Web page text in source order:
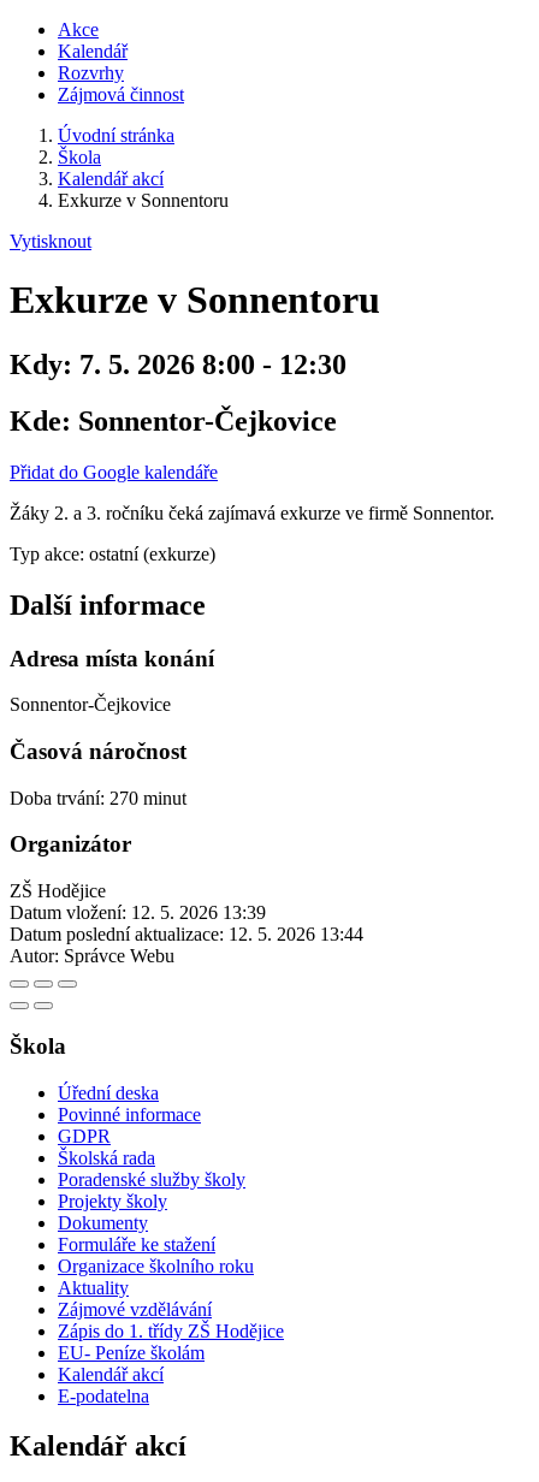
Akce
Kalendář
Rozvrhy
Zájmová činnost
Úvodní stránka
Škola
Kalendář akcí
Exkurze v Sonnentoru
Vytisknout
Exkurze v Sonnentoru
Kdy: 7. 5. 2026 8:00 - 12:30
Kde: Sonnentor-Čejkovice
Přidat do Google kalendáře
Žáky 2. a 3. ročníku čeká zajímavá exkurze ve firmě Sonnentor.
Typ akce: ostatní (exkurze)
Další informace
Adresa místa konání
Sonnentor-Čejkovice
Časová náročnost
Doba trvání: 270 minut
Organizátor
ZŠ Hodějice
Datum vložení: 12. 5. 2026 13:39
Datum poslední aktualizace: 12. 5. 2026 13:44
Autor: Správce Webu
Škola
Úřední deska
Povinné informace
GDPR
Školská rada
Poradenské služby školy
Projekty školy
Dokumenty
Formuláře ke stažení
Organizace školního roku
Aktuality
Zájmové vzdělávání
Zápis do 1. třídy ZŠ Hodějice
EU- Peníze školám
Kalendář akcí
E-podatelna
Kalendář akcí